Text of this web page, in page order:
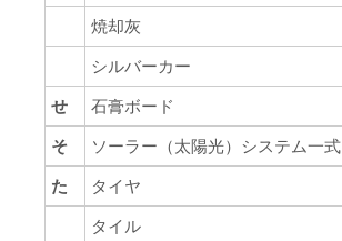
焼却灰
シルバーカー
せ
石膏ボード
そ
ソーラー（太陽光）システム一式
た
タイヤ
タイル